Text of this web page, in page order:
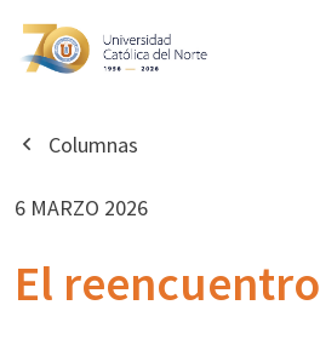
Columnas
6 MARZO 2026
El reencuentro